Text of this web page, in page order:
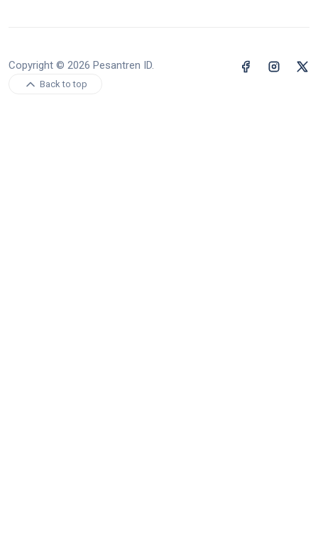
Copyright © 2026 Pesantren ID.
Back to top